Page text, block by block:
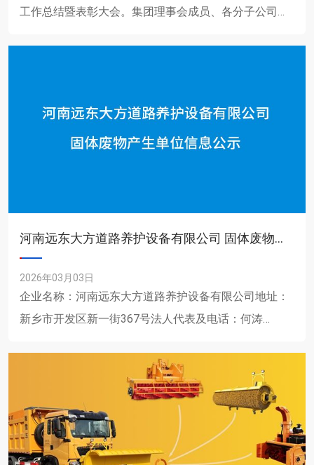
工作总结暨表彰大会。集团理事会成员、各分子公司负
河南远东大方道路养护设备有限公司 固体废物产生单位信息公示
2026年03月03日
企业名称：河南远东大方道路养护设备有限公司地址：
新乡市开发区新一街367号法人代表及电话：何涛